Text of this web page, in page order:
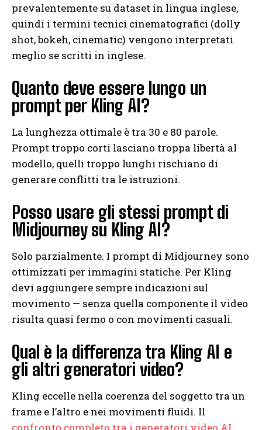
prevalentemente su dataset in lingua inglese,
quindi i termini tecnici cinematografici (dolly
shot, bokeh, cinematic) vengono interpretati
meglio se scritti in inglese.
Quanto deve essere lungo un
prompt per Kling AI?
La lunghezza ottimale è tra 30 e 80 parole.
Prompt troppo corti lasciano troppa libertà al
modello, quelli troppo lunghi rischiano di
generare conflitti tra le istruzioni.
Posso usare gli stessi prompt di
Midjourney su Kling AI?
Solo parzialmente. I prompt di Midjourney sono
ottimizzati per immagini statiche. Per Kling
devi aggiungere sempre indicazioni sul
movimento — senza quella componente il video
risulta quasi fermo o con movimenti casuali.
Qual è la differenza tra Kling AI e
gli altri generatori video?
Kling eccelle nella coerenza del soggetto tra un
frame e l’altro e nei movimenti fluidi. Il